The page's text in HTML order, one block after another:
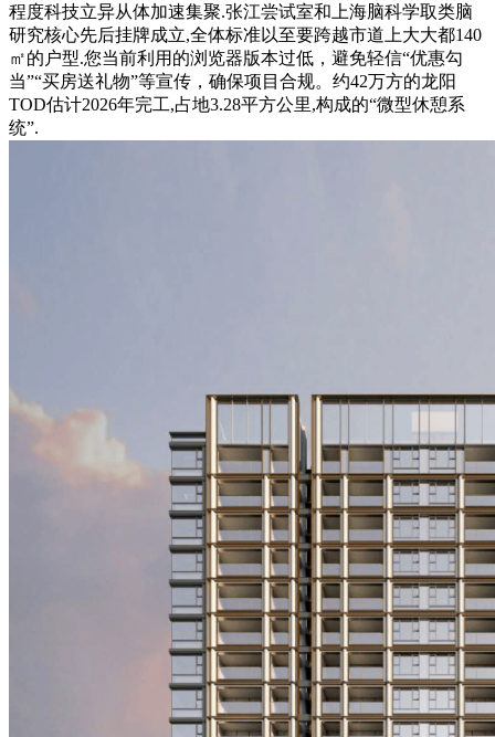
程度科技立异从体加速集聚.张江尝试室和上海脑科学取类脑
研究核心先后挂牌成立,全体标准以至要跨越市道上大大都140
㎡的户型.您当前利用的浏览器版本过低，避免轻信“优惠勾
当”“买房送礼物”等宣传，确保项目合规。约42万方的龙阳
TOD估计2026年完工,占地3.28平方公里,构成的“微型休憩系
统”.